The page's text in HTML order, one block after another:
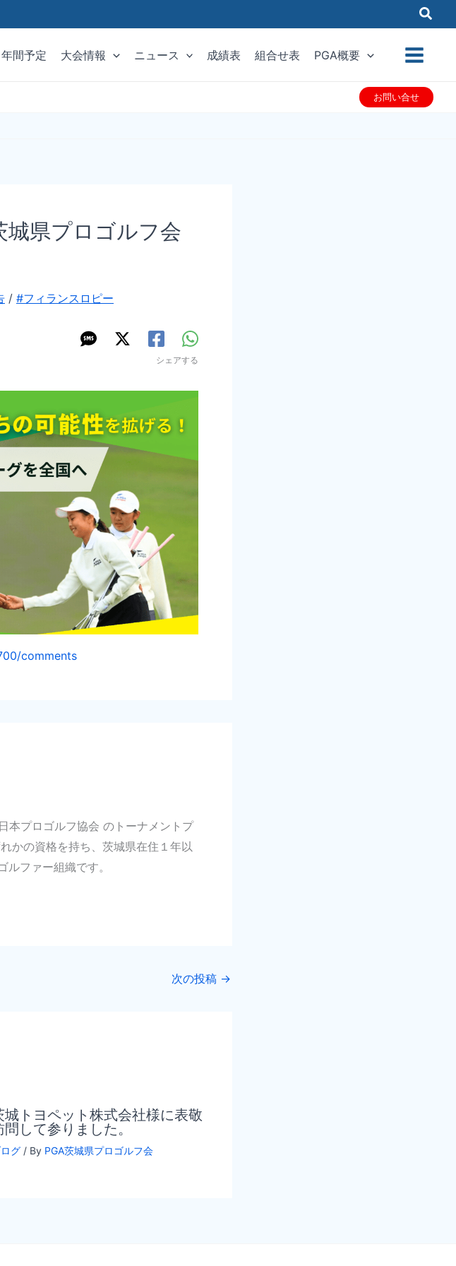
年間予定 大会情報 ニュース 成績表 組合せ表 PGA概要
お問い合せ
城県プロゴルフ会
/ #フィランスロピー
シェアする
comments
本プロゴルフ協会 のトーナメントプ
かの資格を持ち、茨城県在住１年以
ファー組織です。
次の投稿 →
城トヨペット株式会社様に表敬
問して参りました。
グ/ By PGA茨城県プロゴルフ会